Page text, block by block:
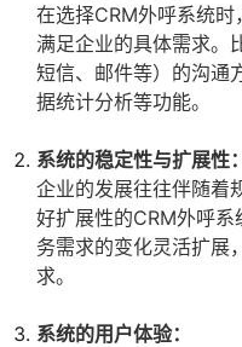
在选择CRM外呼系统
满足企业的具体需求。
短信、邮件等）的沟通
据统计分析等功能。
系统的稳定性与扩展性：
企业的发展往往伴随着
好扩展性的CRM外呼
务需求的变化灵活扩展
求。
系统的用户体验：